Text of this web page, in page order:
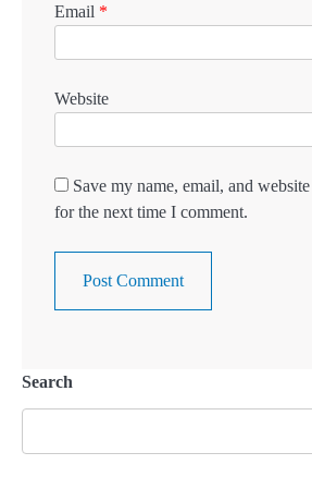
Email *
Website
Save my name, email, and
for the next time I comment.
Search